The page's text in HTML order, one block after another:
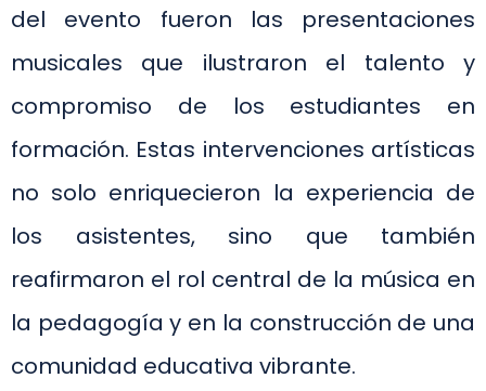
del evento fueron las presentaciones
musicales que ilustraron el talento y
compromiso de los estudiantes en
formación. Estas intervenciones artísticas
no solo enriquecieron la experiencia de
los asistentes, sino que también
reafirmaron el rol central de la música en
la pedagogía y en la construcción de una
comunidad educativa vibrante.